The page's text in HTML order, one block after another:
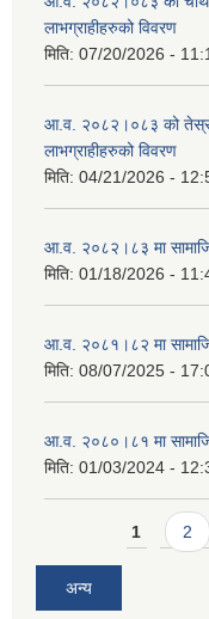
लाभग्राहीहरुको विवरण
मिति: 07/20/2026 -
आ.व. २०८२।०८३ को तेस्रो
लाभग्राहीहरुको विवरण
मिति: 04/21/2026 -
आ.व. २०८२।८३ मा सामाजिक
मिति: 01/18/2026 -
आ.व. २०८१।८२ मा सामाजिक
मिति: 08/07/2025 -
आ.व. २०८०।८१ मा सामाजिक
मिति: 01/03/2024 -
Pages1 2
अन्य